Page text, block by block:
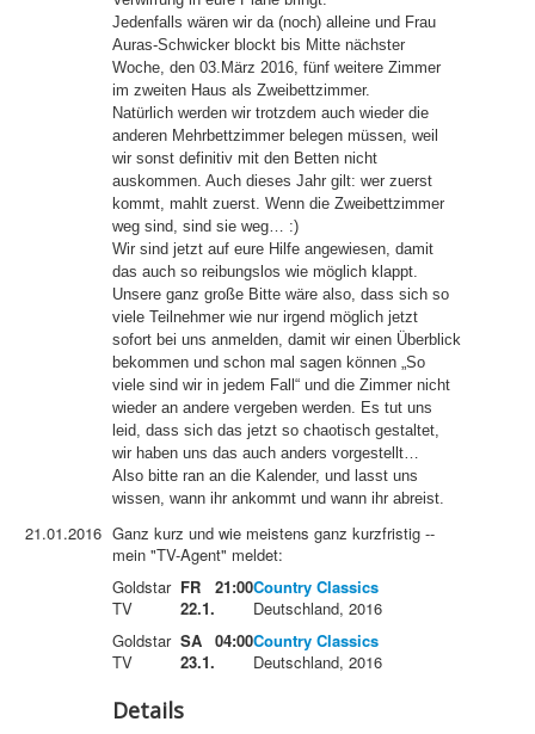
Jedenfalls wären wir da (noch) alleine und Frau
Auras-Schwicker blockt bis Mitte nächster
Woche, den 03.März 2016, fünf weitere Zimmer
im zweiten Haus als Zweibettzimmer.
Natürlich werden wir trotzdem auch wieder die
anderen Mehrbettzimmer belegen müssen, weil
wir sonst definitiv mit den Betten nicht
auskommen. Auch dieses Jahr gilt: wer zuerst
kommt, mahlt zuerst. Wenn die Zweibettzimmer
weg sind, sind sie weg… :)
Wir sind jetzt auf eure Hilfe angewiesen, damit
das auch so reibungslos wie möglich klappt.
Unsere ganz große Bitte wäre also, dass sich so
viele Teilnehmer wie nur irgend möglich jetzt
sofort bei uns anmelden, damit wir einen Überblick
bekommen und schon mal sagen können „So
viele sind wir in jedem Fall“ und die Zimmer nicht
wieder an andere vergeben werden. Es tut uns
leid, dass sich das jetzt so chaotisch gestaltet,
wir haben uns das auch anders vorgestellt…
Also bitte ran an die Kalender, und lasst uns
wissen, wann ihr ankommt und wann ihr abreist.
21.01.2016 Ganz kurz und wie meistens ganz kurzfristig --
mein "TV-Agent" meldet:
Goldstar
TV
FR
22.1.
21:00Country Classics
Deutschland, 2016
Goldstar
TV
SA
23.1.
04:00Country Classics
Deutschland, 2016
Details